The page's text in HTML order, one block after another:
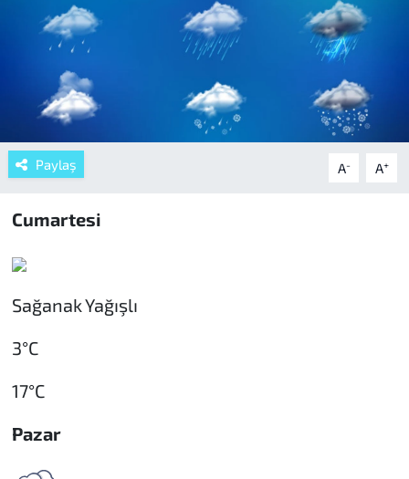
Paylaş A- A+
Cumartesi
Sağanak Yağışlı
3°C
17°C
Pazar